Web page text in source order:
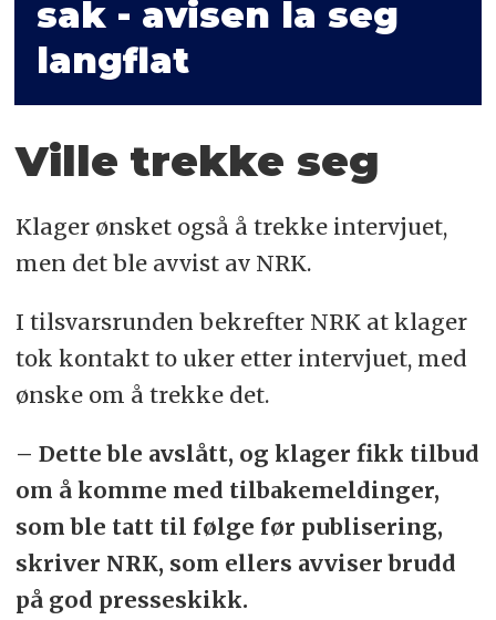
sak - avisen la seg
langflat
Ville trekke seg
Klager ønsket også å trekke intervjuet,
men det ble avvist av NRK.
I tilsvarsrunden bekrefter NRK at klager
tok kontakt to uker etter intervjuet, med
ønske om å trekke det.
– Dette ble avslått, og klager fikk tilbud
om å komme med tilbakemeldinger,
som ble tatt til følge før publisering,
skriver NRK, som ellers avviser brudd
på god presseskikk.